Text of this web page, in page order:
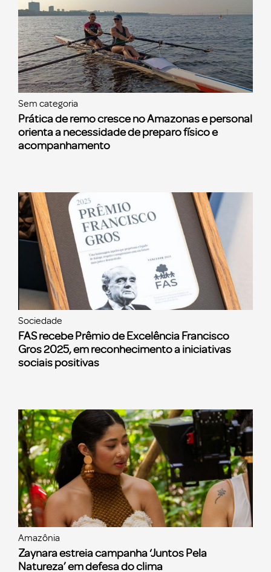
Sem categoria
Prática de remo cresce no Amazonas e personal
orienta a necessidade de preparo físico e
acompanhamento
Sociedade
FAS recebe Prêmio de Excelência Francisco
Gros 2025, em reconhecimento a iniciativas
sociais positivas
Amazônia
Zaynara estreia campanha ‘Juntos Pela
Natureza’ em defesa do clima